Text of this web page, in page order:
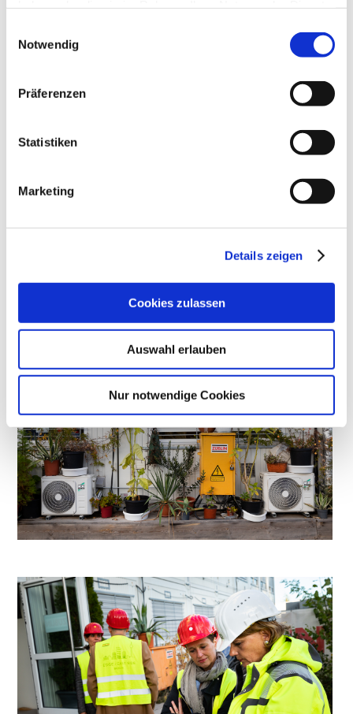
Notwendig
Präferenzen
Statistiken
Marketing
Details zeigen
Cookies zulassen
Auswahl erlauben
Nur notwendige Cookies